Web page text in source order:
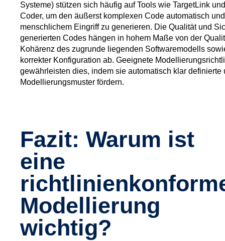
Systeme) stützen sich häufig auf Tools wie TargetLink
Coder, um den äußerst komplexen Code automatisch
menschlichem Eingriff zu generieren. Die Qualität und
generierten Codes hängen in hohem Maße von der
Kohärenz des zugrunde liegenden Softwaremodells
korrekter Konfiguration ab. Geeignete
gewährleisten dies, indem sie automatisch klar definierte
Modellierungsmuster fördern.
Fazit: Warum ist
eine
Modellierung
wichtig?